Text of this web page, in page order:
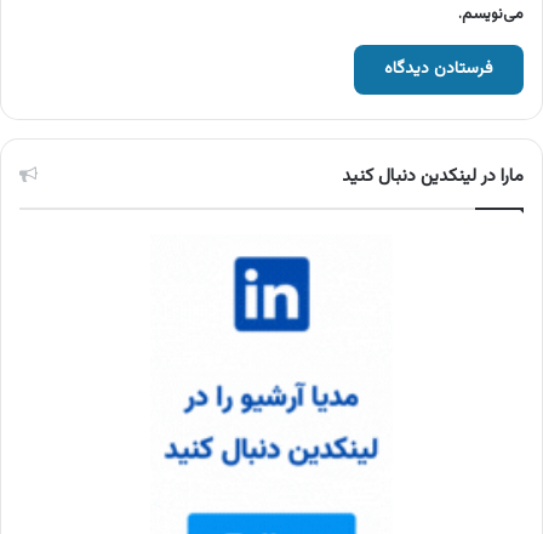
می‌نویسم.
مارا در لینکدین دنبال کنید